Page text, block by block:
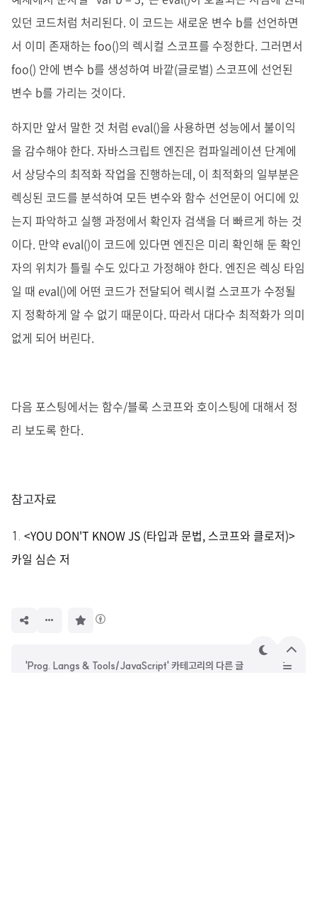
있던 코드처럼 처리된다. 이 코드는 새로운 변수 b를 선언하면
서 이미 존재하는 foo()의 렉시컬 스코프를 수정한다. 그러면서
foo() 안에 변수 b를 생성하여 바깥(글로벌) 스코프에 선언된
변수 b를 가리는 것이다.
하지만 앞서 말한 것 처럼 eval()을 사용하면 성능에서 불이익
을 감수해야 한다. 자바스크립트 엔진은 컴파일레이션 단계에
서 상당수의 최적화 작업을 진행하는데, 이 최적화의 일부분은
렉싱된 코드를 분석하여 모든 변수와 함수 선언문이 어디에 있
는지 파악하고 실행 과정에서 확인자 검색을 더 빠르게 하는 것
이다. 만약 eval()이 코드에 있다면 엔진은 미리 확인해 둔 확인
자의 위치가 틀릴 수도 있다고 가정해야 한다. 엔진은 렉싱 타임
일 때 eval()에 어떤 코드가 전달되어 렉시컬 스코프가 수정될
지 정확하게 알 수 없기 때문이다. 따라서 대다수 최적화가 의미
없게 되어 버린다.
다음 포스팅에서는 함수/블록 스코프와 호이스팅에 대해서 정
리 보도록 한다.
참고자료
<YOU DON'T KNOW JS (타입과 문법, 스코프와 클로저)>
카일 심슨 저
'Prog. Langs & Tools/JavaScript' 카테고리의 다른 글
테
상
단